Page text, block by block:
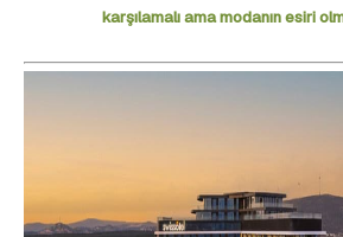
karşılamalı ama modanın esiri